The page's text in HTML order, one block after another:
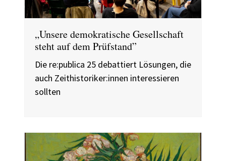
„Unsere demokratische Gesellschaft
steht auf dem Prüfstand”
Die re:publica 25 debattiert Lösungen, die
auch Zeithistoriker:innen interessieren
sollten